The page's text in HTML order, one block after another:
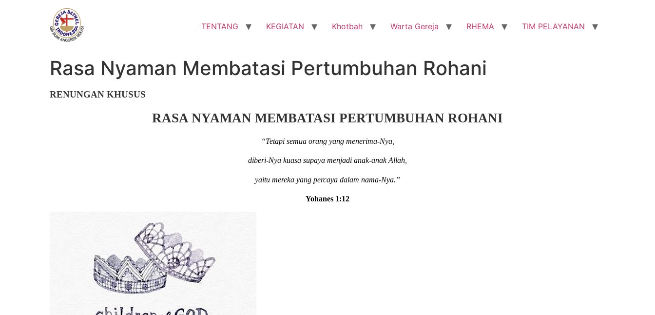
TENTANG KEGIATAN Khotbah Warta Gereja RHEMA TIM PELAYANAN
Rasa Nyaman Membatasi Pertumbuhan Rohani
RENUNGAN KHUSUS
RASA NYAMAN MEMBATASI PERTUMBUHAN ROHANI
“Tetapi semua orang yang menerima-Nya,
diberi-Nya kuasa supaya menjadi anak-anak Allah,
yaitu mereka yang percaya dalam nama-Nya.”
Yohanes 1:12